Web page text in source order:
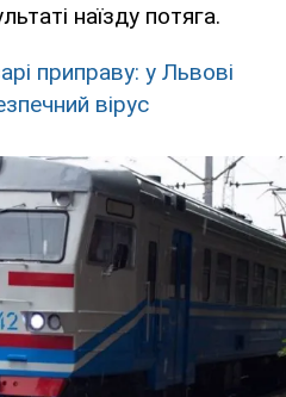
наїзду потяга.
приправу: у Львові
вірус